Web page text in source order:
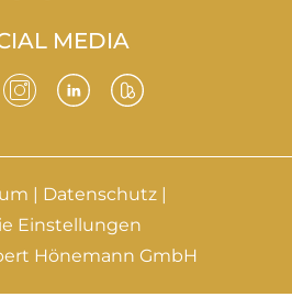
MEDIA
| Datenschutz|
Einstellungen
Hönemann GmbH